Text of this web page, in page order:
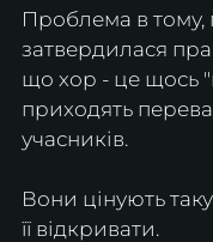
Проблема в тому,
затвердилася
що хор - це щось
приходять
учасників.
Вони цінують
її відкривати.